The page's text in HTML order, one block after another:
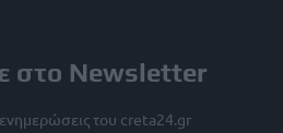
στο Newsletter
ενημερώσεις του creta24.gr